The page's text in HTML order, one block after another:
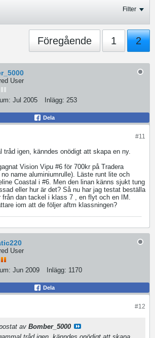
Filter
Föregående 1 2
User
Jul 2005 Inlägg: 253
Dela
#11
tråd igen, känndes onödigt att skapa en ny.
Vision Vipu #6 för 700kr på Tradera
name aluminiumrulle). Läste runt lite och
Coastal i #6. Men den linan känns sjukt tung
eller hur är det? Så nu har jag testat beställa
från dan tackel i klass 7 , en flyt och en IM.
iom att de följer aftm klassningen?
User
Jun 2009 Inlägg: 1170
Dela
#12
av Bomber_5000